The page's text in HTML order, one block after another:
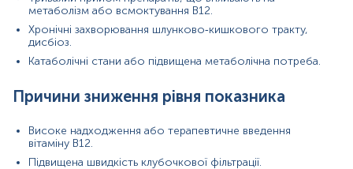
Педіатрія:скринінг спадкових метаболічних
порушень, діагностика метаболічного ацидозу у
новонароджених та немовлят.
хронічної втоми, метаболічних порушень та
ефективності терапії вітаміном B12.
сироватка крові
метаболізм або всмоктування B12.
Хронічні захворювання шлунково‑кишкового тракту,
дисбіоз.
Катаболічні стани або підвищена метаболічна потреба.
Причини зниження рівня показника
Високе надходження або терапевтичне введення
вітаміну B12.
Підвищена швидкість клубочкової фільтрації.